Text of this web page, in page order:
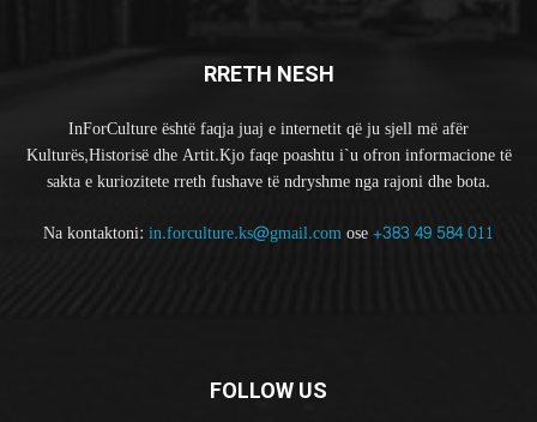
RRETH NESH
InForCulture është faqja juaj e internetit që ju sjell më afër
Kulturës,Historisë dhe Artit.Kjo faqe poashtu i`u ofron informacione të
sakta e kuriozitete rreth fushave të ndryshme nga rajoni dhe bota.
Na kontaktoni: in.forculture.ks@gmail.comose+383 49 584 011
FOLLOW US